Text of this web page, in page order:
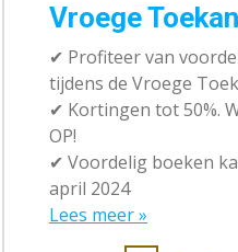
Vroege
✔ Profiteer van
tijdens de Vroege
✔ Kortingen tot 50%.
OP!
✔ Voordelig boeken
april 2024
Lees meer »